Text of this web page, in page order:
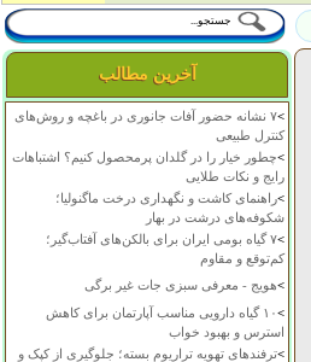
آخرین مطالب
>
۷ نشانه حضور آفات جانوری در باغچه و روش‌های
کنترل طبیعی
>چطور خیار را در گلدان پرمحصول کنیم؟ اشتباهات
رایج و نکات طلایی
>راهنمای کاشت و نگهداری درخت ماگنولیا؛
شکوفه‌های درشت در بهار
>
۷ گیاه بومی ایران برای بالکن‌های آفتاب‌گیر؛
کم‌توقع و مقاوم
>هویج - معرفی سبزی جات غیر برگی
>
۱۰ گیاه دارویی مناسب آپارتمان برای کاهش
استرس و بهبود خواب
>ترفندهای تهویه تراریوم بسته؛ جلوگیری از کپک و